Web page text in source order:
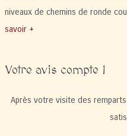
niveaux de chemins de ronde
savoir +
Votre avis compte !
Après votre visite des